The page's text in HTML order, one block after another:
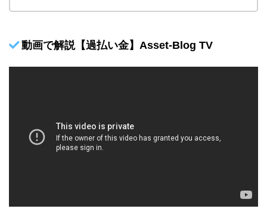
動画で解説【過払い金】Asset-Blog TV